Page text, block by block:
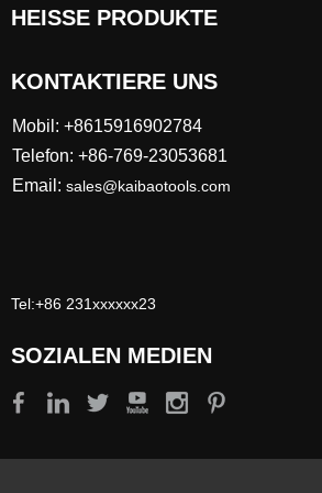
HEISSE PRODUKTE
KONTAKTIERE UNS
Mobil: +8615916902784
Telefon: +86-769-23053681
Email: sales@kaibaotools.com
Tel:+86 231xxxxxx23
SOZIALEN MEDIEN